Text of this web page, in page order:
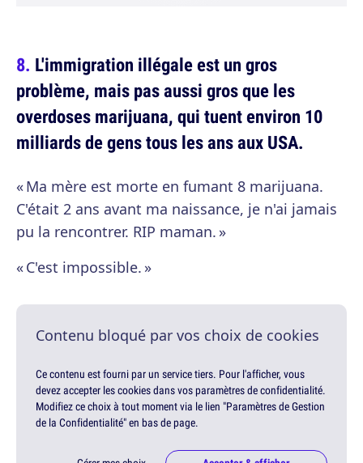
L'immigration illégale est un gros
problème, mais pas aussi gros que les
overdoses marijuana, qui tuent environ 10
milliards de gens tous les ans aux USA.
« Ma mère est morte en fumant 8 marijuana.
C'était 2 ans avant ma naissance, je n'ai jamais
pu la rencontrer. RIP maman. »
« C'est impossible. »
Contenu bloqué par vos choix de cookies
Ce contenu est fourni par un service tiers. Pour l'afficher, vous
devez accepter les cookies dans vos paramètres de confidentialité.
Modifiez ce choix à tout moment via le lien "Paramètres de Gestion
de la Confidentialité" en bas de page.